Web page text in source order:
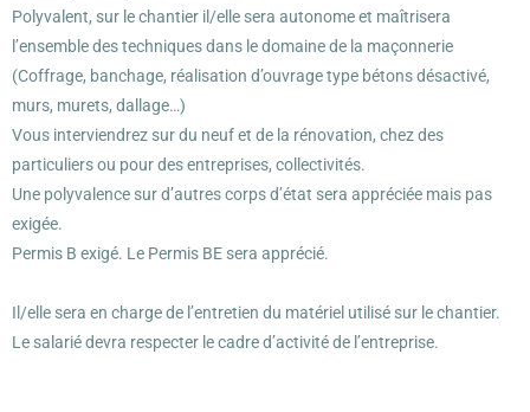
Polyvalent, sur le chantier il/elle sera autonome et maîtrisera
l’ensemble des techniques dans le domaine de la maçonnerie
(Coffrage, banchage, réalisation d’ouvrage type bétons désactivé,
murs, murets, dallage…)
Vous interviendrez sur du neuf et de la rénovation, chez des
particuliers ou pour des entreprises, collectivités.
Une polyvalence sur d’autres corps d’état sera appréciée mais pas
exigée.
Permis B exigé. Le Permis BE sera apprécié.
Il/elle sera en charge de l’entretien du matériel utilisé sur le chantier.
Le salarié devra respecter le cadre d’activité de l’entreprise.